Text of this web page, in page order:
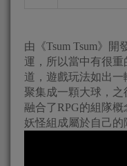
由《Tsum Tsum》
運，所以當中有很重
道，遊戲玩法如出
聚集成一顆大球，
融合了RPG的組隊
妖怪組成屬於自己的